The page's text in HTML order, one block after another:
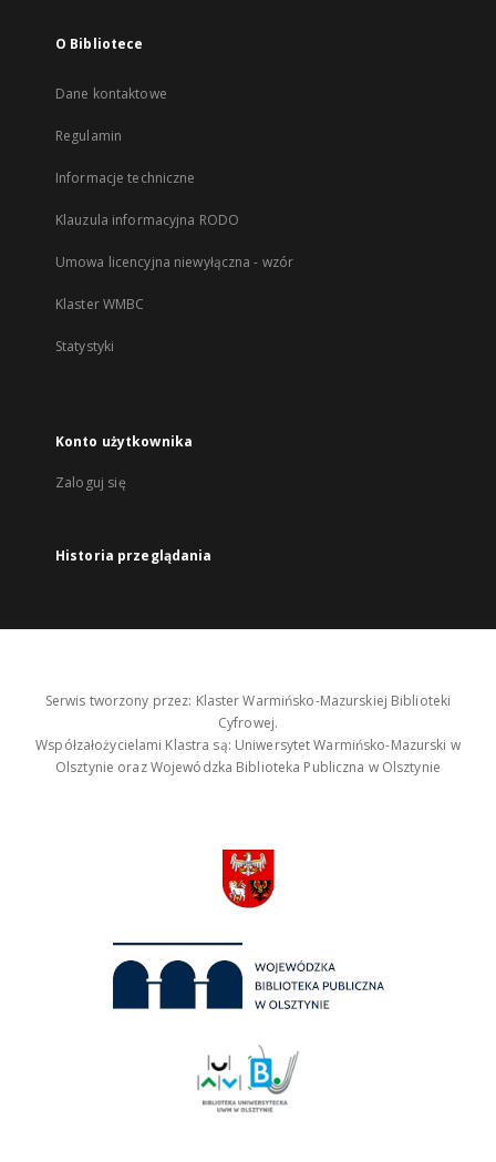
O Bibliotece
Dane kontaktowe
Regulamin
Informacje techniczne
Klauzula informacyjna RODO
Umowa licencyjna niewyłączna - wzór
Klaster WMBC
Statystyki
Konto użytkownika
Zaloguj się
Historia przeglądania
Serwis tworzony przez: Klaster Warmińsko-Mazurskiej Biblioteki
Cyfrowej.
Współzałożycielami Klastra są: Uniwersytet Warmińsko-Mazurski w
Olsztynie oraz Wojewódzka Biblioteka Publiczna w Olsztynie